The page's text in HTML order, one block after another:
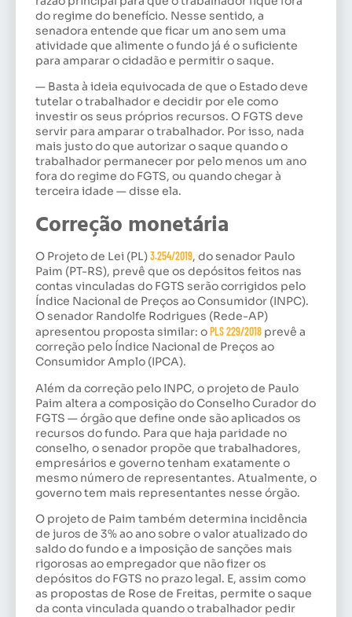
do regime do benefício. Nesse sentido, a
senadora entende que ficar um ano sem uma
atividade que alimente o fundo já é o suficiente
para amparar o cidadão e permitir o saque.
— Basta à ideia equivocada de que o Estado deve
tutelar o trabalhador e decidir por ele como
investir os seus próprios recursos. O FGTS deve
servir para amparar o trabalhador. Por isso, nada
mais justo do que autorizar o saque quando o
trabalhador permanecer por pelo menos um ano
fora do regime do FGTS, ou quando chegar à
terceira idade — disse ela.
Correção monetária
O Projeto de Lei (PL)3.254/2019, do senador Paulo
Paim (PT-RS), prevê que os depósitos feitos nas
contas vinculadas do FGTS serão corrigidos pelo
Índice Nacional de Preços ao Consumidor (INPC).
O senador Randolfe Rodrigues (Rede-AP)
apresentou proposta similar: oPLS 229/2018 prevê a
correção pelo Índice Nacional de Preços ao
Consumidor Amplo (IPCA).
Além da correção pelo INPC, o projeto de Paulo
Paim altera a composição do Conselho Curador do
FGTS — órgão que define onde são aplicados os
recursos do fundo. Para que haja paridade no
conselho, o senador propõe que trabalhadores,
empresários e governo tenham exatamente o
mesmo número de representantes. Atualmente, o
governo tem mais representantes nesse órgão.
O projeto de Paim também determina incidência
de juros de 3% ao ano sobre o valor atualizado do
saldo do fundo e a imposição de sanções mais
rigorosas ao empregador que não fizer os
depósitos do FGTS no prazo legal. E, assim como
as propostas de Rose de Freitas, permite o saque
da conta vinculada quando o trabalhador pedir